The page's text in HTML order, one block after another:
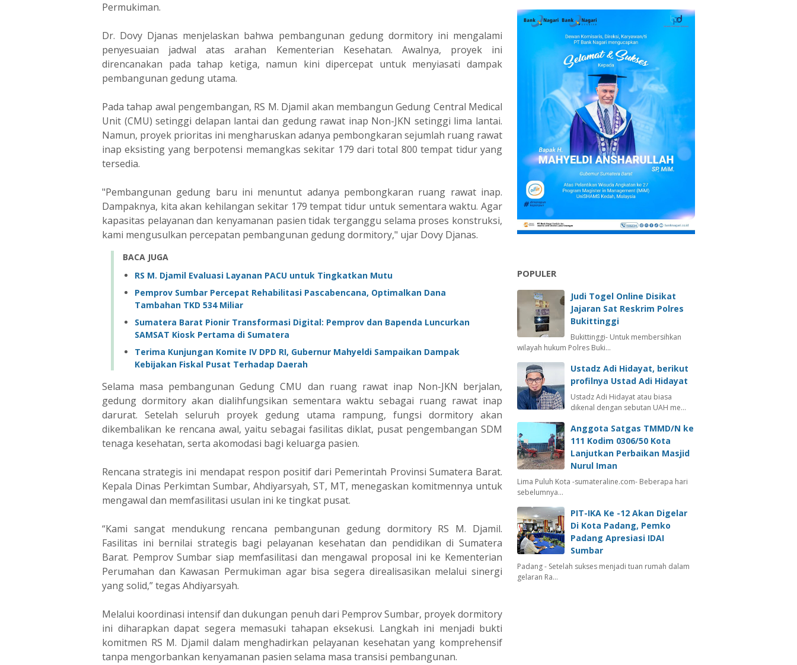
Permukiman.
Dr. Dovy Djanas menjelaskan bahwa pembangunan gedung dormitory ini mengalami
penyesuaian jadwal atas arahan Kementerian Kesehatan. Awalnya, proyek ini
direncanakan pada tahap ketiga, namun kini dipercepat untuk menyiasati dampak
pembangunan gedung utama.
Pada tahap awal pengembangan, RS M. Djamil akan membangun Gedung Central Medical
Unit (CMU) setinggi delapan lantai dan gedung rawat inap Non-JKN setinggi lima lantai.
Namun, proyek prioritas ini mengharuskan adanya pembongkaran sejumlah ruang rawat
inap eksisting yang berpotensi memangkas sekitar 179 dari total 800 tempat tidur yang
tersedia.
"Pembangunan gedung baru ini menuntut adanya pembongkaran ruang rawat inap.
Dampaknya, kita akan kehilangan sekitar 179 tempat tidur untuk sementara waktu. Agar
kapasitas pelayanan dan kenyamanan pasien tidak terganggu selama proses konstruksi,
kami mengusulkan percepatan pembangunan gedung dormitory," ujar Dovy Djanas.
BACA JUGA
RS M. Djamil Evaluasi Layanan PACU untuk Tingkatkan Mutu
Pemprov Sumbar Percepat Rehabilitasi Pascabencana, Optimalkan Dana
Tambahan TKD 534 Miliar
‎Sumatera Barat Pionir Transformasi Digital: Pemprov dan Bapenda Luncurkan
SAMSAT Kiosk Pertama di Sumatera
Terima Kunjungan Komite IV DPD RI, Gubernur Mahyeldi Sampaikan Dampak
Kebijakan Fiskal Pusat Terhadap Daerah
Selama masa pembangunan Gedung CMU dan ruang rawat inap Non-JKN berjalan,
gedung dormitory akan dialihfungsikan sementara waktu sebagai ruang rawat inap
darurat. Setelah seluruh proyek gedung utama rampung, fungsi dormitory akan
dikembalikan ke rencana awal, yaitu sebagai fasilitas diklat, pusat pengembangan SDM
tenaga kesehatan, serta akomodasi bagi keluarga pasien.
Rencana strategis ini mendapat respon positif dari Pemerintah Provinsi Sumatera Barat.
Kepala Dinas Perkimtan Sumbar, Ahdiyarsyah, ST, MT, menegaskan komitmennya untuk
mengawal dan memfasilitasi usulan ini ke tingkat pusat.
“Kami sangat mendukung rencana pembangunan gedung dormitory RS M. Djamil.
Fasilitas ini bernilai strategis bagi pelayanan kesehatan dan pendidikan di Sumatera
Barat. Pemprov Sumbar siap memfasilitasi dan mengawal proposal ini ke Kementerian
Perumahan dan Kawasan Permukiman agar bisa segera direalisasikan melalui sinergi
yang solid,” tegas Ahdiyarsyah.
Melalui koordinasi intensif dan dukungan penuh dari Pemprov Sumbar, proyek dormitory
ini diharapkan dapat segera memasuki tahapan eksekusi. Langkah ini menjadi bukti
komitmen RS M. Djamil dalam menghadirkan pelayanan kesehatan yang komprehensif
tanpa mengorbankan kenyamanan pasien selama masa transisi pembangunan.
POPULER
Judi Togel Online Disikat
Jajaran Sat Reskrim Polres
Bukittinggi
Bukittinggi- Untuk membersihkan
wilayah hukum Polres Buki…
Ustadz Adi Hidayat, berikut
profilnya Ustad Adi Hidayat
Ustadz Adi Hidayat atau biasa
dikenal dengan sebutan UAH me…
Anggota Satgas TMMD/N ke
111 Kodim 0306/50 Kota
Lanjutkan Perbaikan Masjid
Nurul Iman
Lima Puluh Kota -sumateraline.com- Beberapa hari
sebelumnya…
PIT-IKA Ke -12 Akan Digelar
Di Kota Padang, Pemko
Padang Apresiasi IDAI
Sumbar
Padang - Setelah sukses menjadi tuan rumah dalam
gelaran Ra…